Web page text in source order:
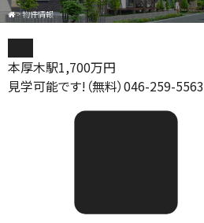
>物件情報
本厚木駅1,700万円
見学可能です!（無料）046-259-5563